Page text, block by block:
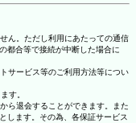
ん。ただし利用にあたっての通信
都合等で接続が中断した場合に
サービス等のご利用方法等につい
す。
ら退会することができます。また
します。その為、各保証サービス